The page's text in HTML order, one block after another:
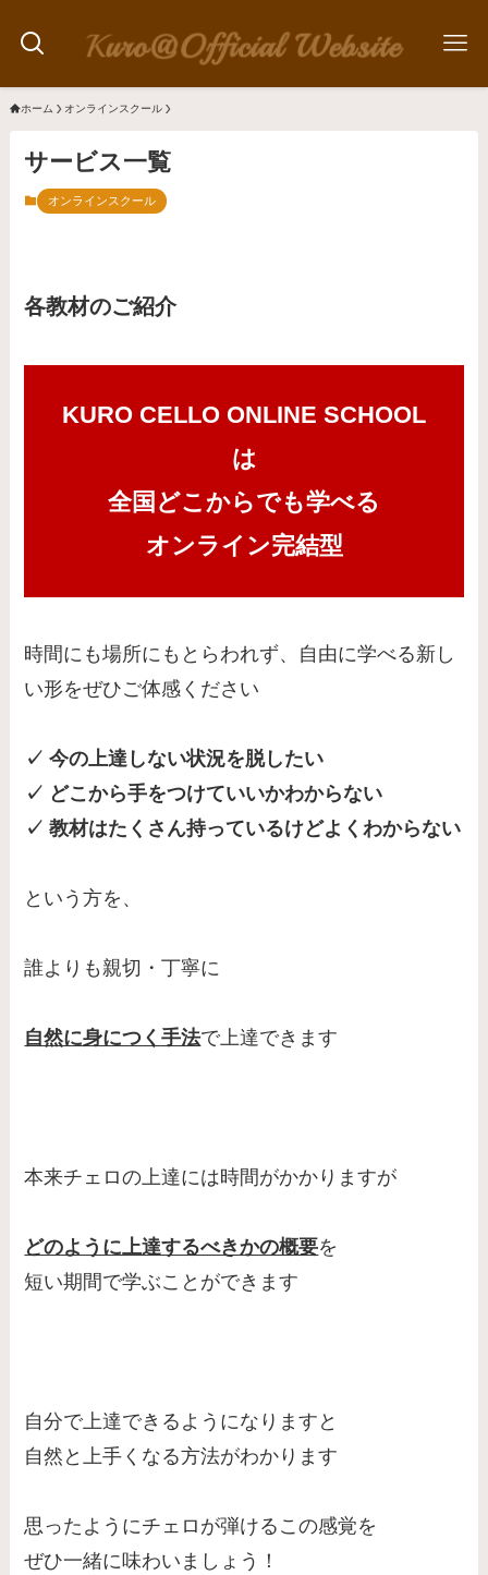
ホーム オンラインスクール
サービス一覧
オンラインスクール
各教材のご紹介
KURO CELLO ONLINE SCHOOL
は
全国どこからでも学べる
オンライン完結型
時間にも場所にもとらわれず、自由に学べる新し
い形をぜひご体感ください
✓ 今の上達しない状況を脱したい
✓ どこから手をつけていいかわからない
✓ 教材はたくさん持っているけどよくわからない
という方を、
誰よりも親切・丁寧に
自然に身につく手法で上達できます
本来チェロの上達には時間がかかりますが
どのように上達するべきかの概要を
短い期間で学ぶことができます
自分で上達できるようになりますと
自然と上手くなる方法がわかります
思ったようにチェロが弾けるこの感覚を
ぜひ一緒に味わいましょう！